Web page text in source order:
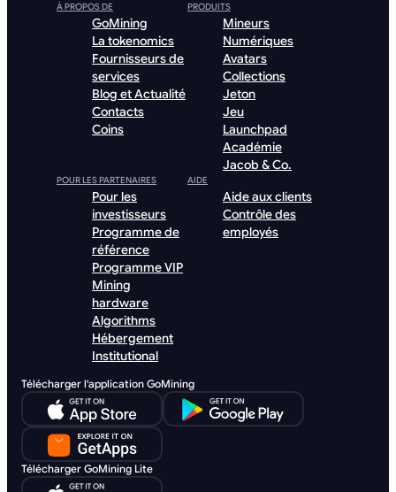
À PROPOS DE
GoMining
La tokenomics
Fournisseurs de
services
Blog et Actualité
Contacts
Coins
PRODUITS
Mineurs
Numériques
Avatars
Collections
Jeton
Jeu
Launchpad
Académie
Jacob & Co.
POUR LES PARTENAIRES
Pour les
investisseurs
Programme de
référence
Programme VIP
Mining
hardware
Algorithms
Hébergement
Institutional
AIDE
Aide aux clients
Contrôle des
employés
Télécharger l'application GoMining
Télécharger GoMining Lite